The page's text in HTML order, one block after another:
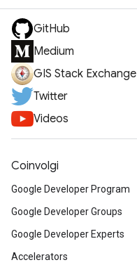
GitHub
Medium
GIS Stack Exchange
Twitter
Videos
Coinvolgi
Google Developer Program
Google Developer Groups
Google Developer Experts
Accelerators